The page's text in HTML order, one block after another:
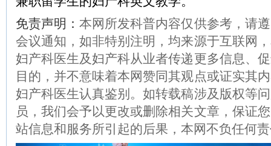
免责声明：本网所发科普内容仅供参考，请
会议通知，如非特别注明，均来源于互联网
妇产科医生及妇产科从业者传递更多信息、
目的，并不意味着本网赞同其观点或证实其
妇产科医生认真鉴别。如转载稿涉及版权等
员，我们会予以更改或删除相关文章，保证
站信息和服务所引起的后果，本网不负任何